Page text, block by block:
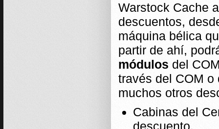
Warstock Cache
descuentos,
máquina bélica
partir de ahí,
módulos del
través del COM o
muchos otros
Cabinas del
descuento.